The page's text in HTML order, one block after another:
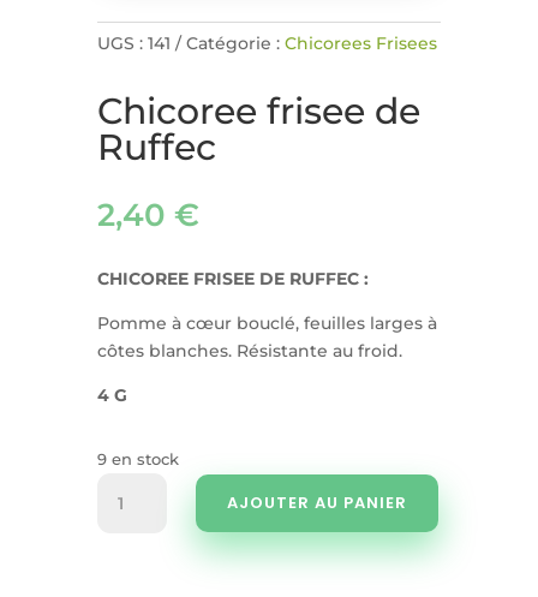
UGS : 141 Catégorie : Chicorees Frisees
Chicoree frisee de
Ruffec
2,40 €
CHICOREE FRISEE DE RUFFEC :
Pomme à cœur bouclé, feuilles larges à
côtes blanches. Résistante au froid.
4 G
9 en stock
AJOUTER AU PANIER